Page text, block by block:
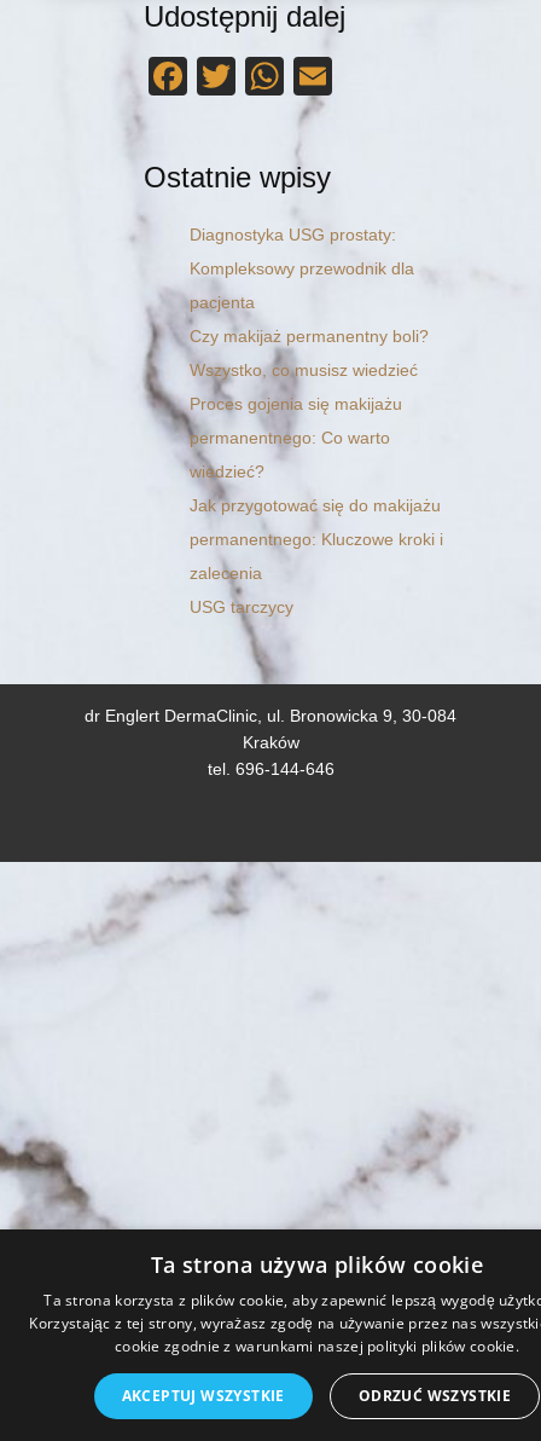
Udostępnij dalej
F
e
b
o
o
k
T
er
W
h
at
s
A
p
Ostatnie wpisy
Diagnostyka USG prostaty:
Kompleksowy przewodnik dla
pacjenta
Czy makijaż permanentny boli?
Wszystko, co musisz wiedzieć
Proces gojenia się makijażu
permanentnego: Co warto
wiedzieć?
Jak przygotować się do makijażu
permanentnego: Kluczowe kroki i
zalecenia
USG tarczycy
dr Englert DermaClinic, ul. Bronowicka 9, 30-084
Kraków
tel. 696-144-646
Ta strona używa plików cookie
Ta strona korzysta z plików cookie, aby zapewnić lepszą wygodę
Korzystając z tej strony, wyrażasz zgodę na używanie przez nas
cookie zgodnie z warunkami naszej polityki plików cookie.
AKCEPTUJ WSZYSTKIE ODRZUĆ WSZYSTKIE